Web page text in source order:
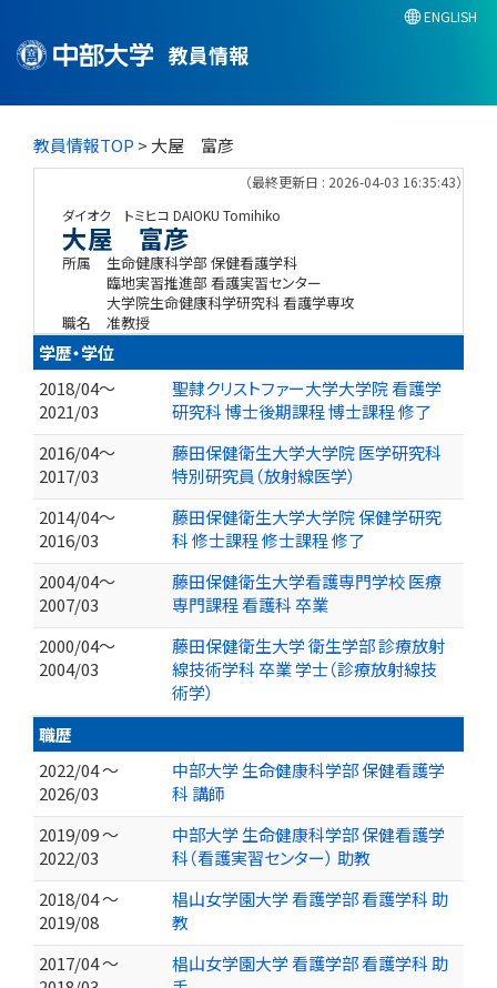
教員情報
ENGLISH
教員情報TOP > 大屋 富彦
（最終更新日 : 2026-04-03 16:35:43）
ダイオク トミヒコ DAIOKU Tomihiko
大屋 富彦
所属
生命健康科学部 保健看護学科
臨地実習推進部 看護実習センター
大学院生命健康科学研究科 看護学専攻
職名
准教授
学歴・学位
2018/04～
2021/03
聖隷クリストファー大学大学院 看護学
研究科 博士後期課程 博士課程 修了
2016/04～
2017/03
藤田保健衛生大学大学院 医学研究科
特別研究員（放射線医学）
2014/04～
2016/03
藤田保健衛生大学大学院 保健学研究
科 修士課程 修士課程 修了
2004/04～
2007/03
藤田保健衛生大学看護専門学校 医療
専門課程 看護科 卒業
2000/04～
2004/03
藤田保健衛生大学 衛生学部 診療放射
線技術学科 卒業 学士（診療放射線技
術学）
職歴
2022/04 ～
2026/03
中部大学 生命健康科学部 保健看護学
科 講師
2019/09 ～
2022/03
中部大学 生命健康科学部 保健看護学
科（看護実習センター） 助教
2018/04 ～
2019/08
椙山女学園大学 看護学部 看護学科 助
教
2017/04 ～
椙山女学園大学 看護学部 看護学科 助